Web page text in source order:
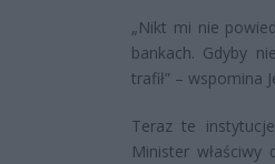
„Nikt mi nie
bankach. Gdyby
trafił” – wspomina
Teraz te
Minister